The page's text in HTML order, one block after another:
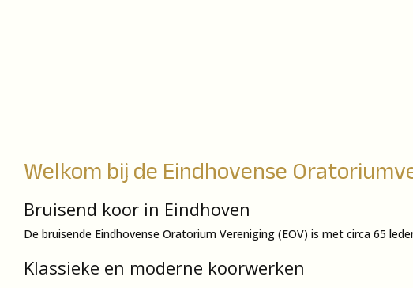
Welkom bij de Eindhovense
Bruisend koor in Eindhoven
De bruisende Eindhovense Oratorium Vereniging (EOV) is met circa 65
Klassieke en moderne koorwerken